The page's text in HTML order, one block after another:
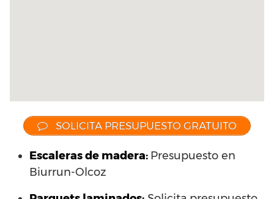
SOLICITA PRESUPUESTO GRATUITO
Escaleras de madera: Presupuesto en
Biurrun-Olcoz